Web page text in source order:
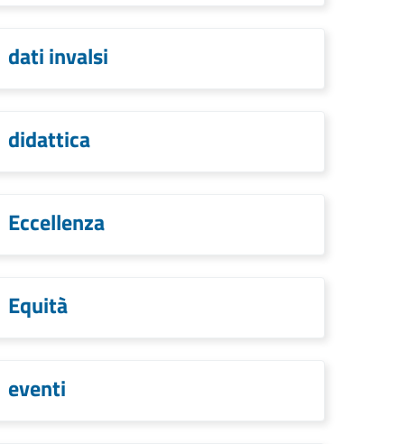
dati invalsi
didattica
Eccellenza
Equità
eventi